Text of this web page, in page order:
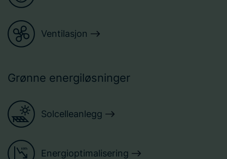
Ventilasjon
Grønne energiløsninger
Solcelleanlegg
Energioptimalisering